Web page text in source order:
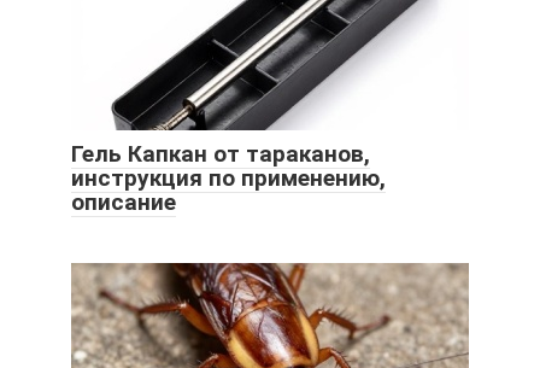
Гель Капкан от тараканов,
инструкция по применению,
описание